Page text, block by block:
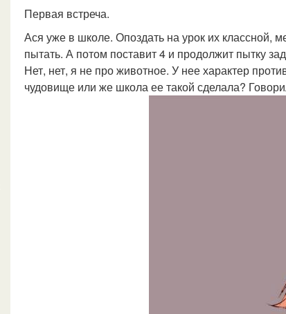
Первая встреча.
Ася уже в школе. Опоздать на урок их классной,
пытать. А потом поставит 4 и продолжит пытку
Нет, нет, я не про животное. У нее характер
чудовище или же школа ее такой сделала?